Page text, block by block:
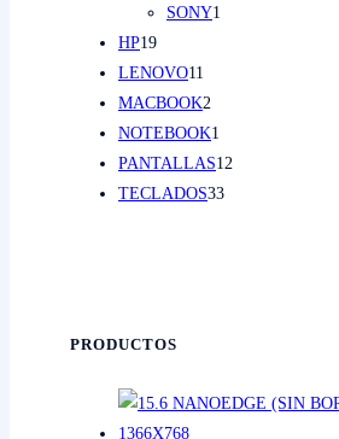
SONY1
HP1919
PRODUCTOS
LENOVO11
PRODUCTOS
MACBOOK2
PRODUCTOS
NOTEBOOK1
PRODUCTO
PANTALLAS12
TECLADOS3333
PRODUCTOS